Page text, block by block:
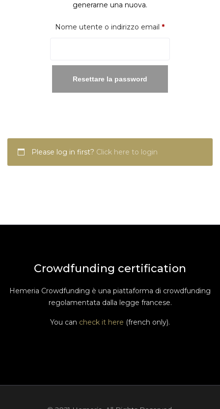
generarne una nuova.
Nome utente o indirizzo email *Richiesto
Resettare la password
Please log in first? Click here to login
Crowdfunding certification
Hemeria Crowdfunding è una piattaforma di crowdfunding
regolamentata dalla legge francese.
You can check it here (french only).